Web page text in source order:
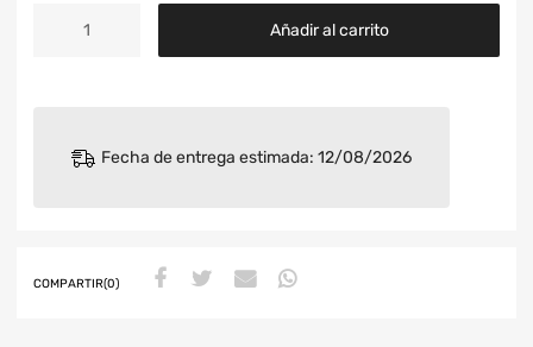
Añadir al carrito
Fecha de entrega estimada: 12/08/2026
COMPARTIR(0)